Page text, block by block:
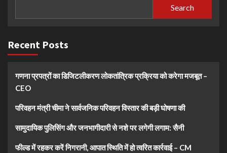
Search
Recent Posts
गणना प्रपत्रों का डिजिटलीकरण लोकतांत्रिक प्रक्रिया को करेगा मजबूत –
CEO
परिवहन मंत्री चीमा ने सार्वजनिक परिवहन विस्तार की बड़ी घोषणा की
सामुदायिक पुलिसिंग और जनभागीदारी से नशे पर लगेगी लगाम: सैनी
फील्ड में रहकर करें निगरानी, आपात स्थिति में हो त्वरित कार्रवाई – CM